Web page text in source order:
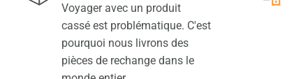
Voyager avec un produit
cassé est problématique. C'est
pourquoi nous livrons des
pièces de rechange dans le